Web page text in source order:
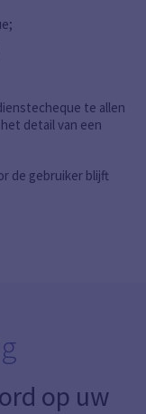
te allen
detail van een
de gebruiker blijft
op uw